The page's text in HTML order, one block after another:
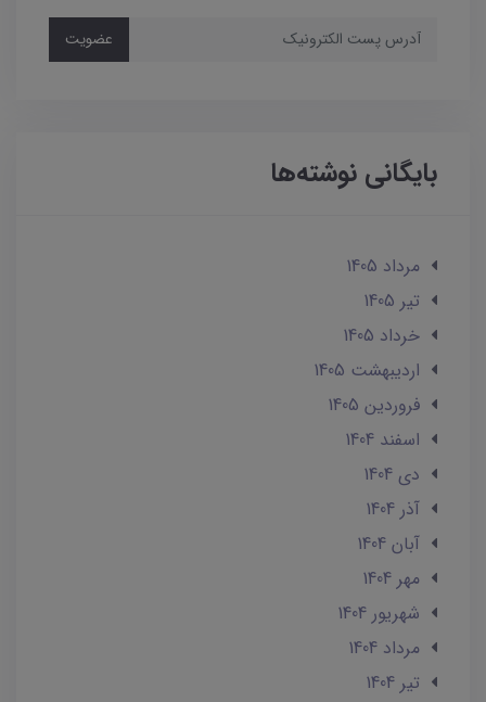
عضویت
بایگانی نوشته‌ها
مرداد 1405
تير 1405
خرداد 1405
ارديبهشت 1405
فروردین 1405
اسفند 1404
دی 1404
آذر 1404
آبان 1404
مهر 1404
شهریور 1404
مرداد 1404
تير 1404